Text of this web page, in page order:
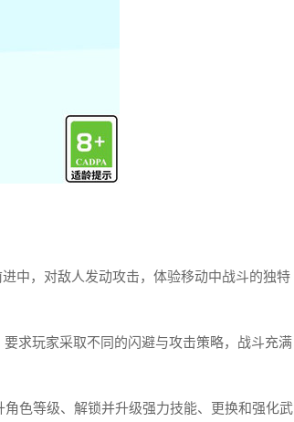
中，对敌人发动攻击，体验移动中战斗的独特
求玩家采取不同的闪避与攻击策略，战斗充满
色等级、解锁并升级强力技能、更换和强化武